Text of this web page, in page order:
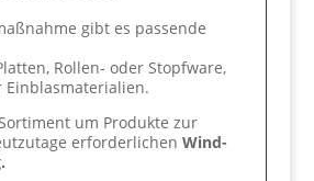
gibt es passende
Rollen- oder Stopfware,
um Produkte zur
erforderlichen Wind-